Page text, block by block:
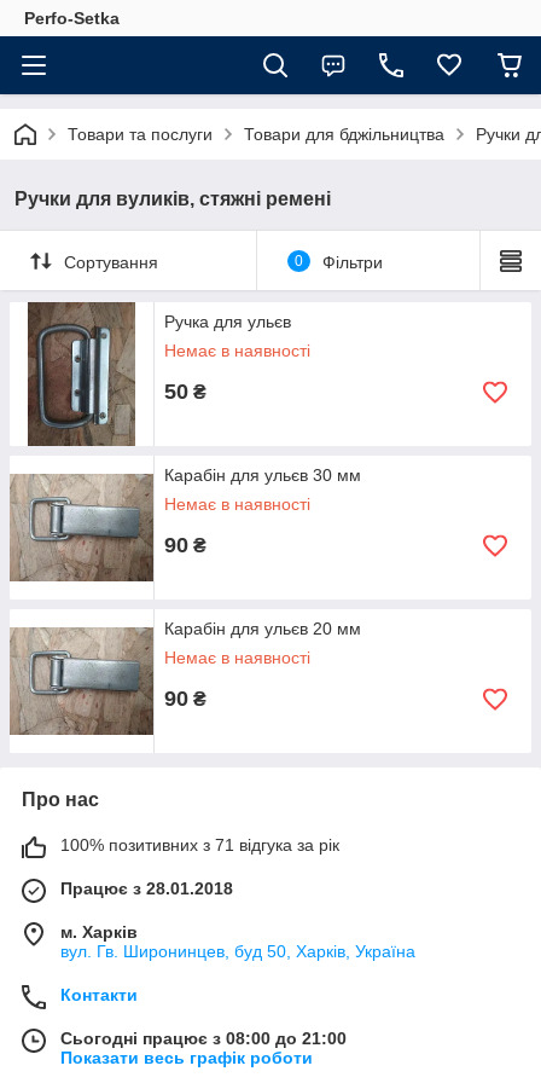
Perfo-Setka
Товари та послуги Товари для бджільництва Ручки
Ручки для вуликів, стяжні ремені
Сортування 0 Фільтри
Ручка для ульєв
Немає в наявності
50 ₴
Карабін для ульєв 30 мм
Немає в наявності
90 ₴
Карабін для ульєв 20 мм
Немає в наявності
90 ₴
Про нас
100% позитивних з 71 відгука за рік
Працює з 28.01.2018
м. Харків
вул. Гв. Широнинцев, буд 50, Харків, Україна
Контакти
Сьогодні працює з 08:00 до 21:00
Показати весь графік роботи